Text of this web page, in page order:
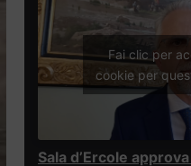
Fai clic per
cookie per
Sala d’Ercole